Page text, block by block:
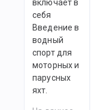
включает в
себя
Введение в
водный
спорт для
моторных и
парусных
яхт.